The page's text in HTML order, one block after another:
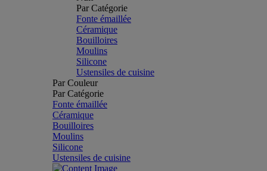
Par Catégorie
Fonte émaillée
Céramique
Bouilloires
Moulins
Silicone
Ustensiles de cuisine
Par Couleur
Par Catégorie
Fonte émaillée
Céramique
Bouilloires
Moulins
Silicone
Ustensiles de cuisine